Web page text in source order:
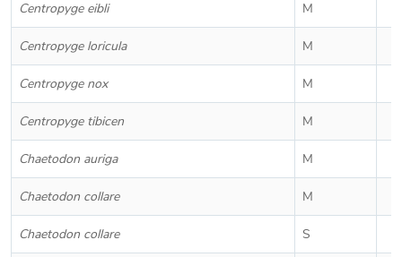
Centropyge eibli M
Centropyge loricula M
Centropyge nox M
Centropyge tibicen M
Chaetodon auriga M
Chaetodon collare M
Chaetodon collare S